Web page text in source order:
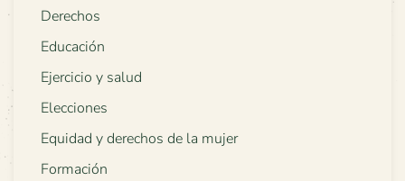
Derechos
Educación
Ejercicio y salud
Elecciones
Equidad y derechos de la mujer
Formación